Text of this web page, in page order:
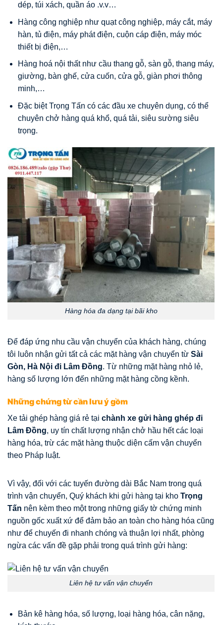
dép, túi xách, quần áo .v.v…
Hàng công nghiệp như quạt công nghiệp, máy cắt, máy
hàn, tủ điện, máy phát điện, cuộn cáp điện, máy móc
thiết bị điện,…
Hàng hoá nội thất như cầu thang gỗ, sàn gỗ, thang máy,
giường, bàn ghế, cửa cuốn, cửa gỗ, giàn phơi thông
minh,…
Đặc biệt Trọng Tấn có các đầu xe chuyên dụng, có thể
chuyên chở hàng quá khổ, quá tải, siêu sường siêu
trọng.
Hàng hóa đa dạng tại bãi kho
Để đáp ứng nhu cầu vận chuyển của khách hàng, chúng
tôi luôn nhận gửi tất cả các mặt hàng vận chuyển từ Sài
Gòn, Hà Nội đi Lâm Đồng. Từ những mặt hàng nhỏ lẻ,
hàng số lượng lớn đến những mặt hàng cồng kềnh.
Những chứng từ cần lưu ý gồm
Xe tải ghép hàng giá rẻ tại chành xe gửi hàng ghép đi
Lâm Đồng, uy tín chất lượng nhận chở hầu hết các loại
hàng hóa, trừ các mặt hàng thuộc diện cấm vận chuyển
theo Pháp luật.
Vì vậy, đối với các tuyến đường dài Bắc Nam trong quá
trình vận chuyển, Quý khách khi gửi hàng tại kho Trọng
Tấn nên kèm theo một trong những giấy tờ chứng minh
nguồn gốc xuất xứ để đảm bảo an toàn cho hàng hóa cũng
như để chuyến đi nhanh chóng và thuận lợi nhất, phòng
ngừa các vấn đề gặp phải trong quá trình gửi hàng:
Liên hệ tư vấn vận chuyển
Bản kê hàng hóa, số lượng, loại hàng hóa, cân nặng,